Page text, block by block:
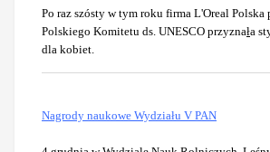
Po raz szósty w tym roku firma L'Oreal Polska
Polskiego Komitetu ds. UNESCO przyznała
dla kobiet.
Nagrody naukowe Wydziału V PAN